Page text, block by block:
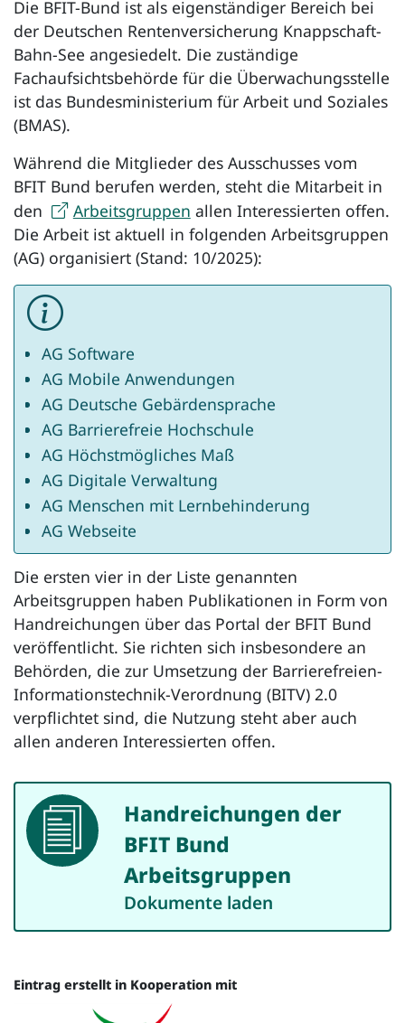
Die BFIT-Bund ist als eigenständiger Bereich bei
der Deutschen Rentenversicherung Knappschaft-
Bahn-See angesiedelt. Die zuständige
Fachaufsichtsbehörde für die Überwachungsstelle
ist das Bundesministerium für Arbeit und Soziales
(BMAS).
Während die Mitglieder des Ausschusses vom
BFIT Bund berufen werden, steht die Mitarbeit in
den
Arbeitsgruppen allen Interessierten offen.
Die Arbeit ist aktuell in folgenden Arbeitsgruppen
(AG) organisiert (Stand: 10/2025):
AG Software
AG Mobile Anwendungen
AG Deutsche Gebärdensprache
AG Barrierefreie Hochschule
AG Höchstmögliches Maß
AG Digitale Verwaltung
AG Menschen mit Lernbehinderung
AG Webseite
Die ersten vier in der Liste genannten
Arbeitsgruppen haben Publikationen in Form von
Handreichungen über das Portal der BFIT Bund
veröffentlicht. Sie richten sich insbesondere an
Behörden, die zur Umsetzung der Barrierefreien-
Informationstechnik-Verordnung (BITV) 2.0
verpflichtet sind, die Nutzung steht aber auch
allen anderen Interessierten offen.
Dokument
Handreichungen der
BFIT Bund
Arbeitsgruppen
Dokumente laden
Quelle
Eintrag erstellt in Kooperation mit